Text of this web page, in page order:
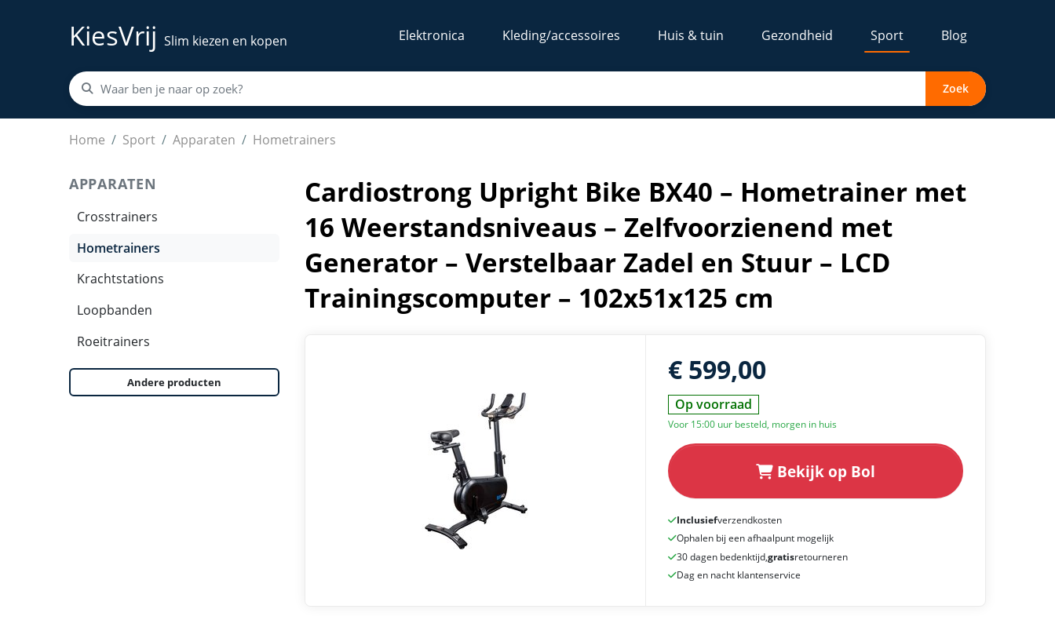
KiesVrij Slim kiezen en kopen Elektronica Kleding/accessoires Huis & tuin Gezondheid Sport Blog
Zoek
Home Sport Apparaten Hometrainers
Cardiostrong Upright Bike BX40 – Hometrainer met 16 Weerstandsniveaus – Zelfvoorzienend met Generator – Verstelbaar Zadel en Stuur – LCD Trainingscomputer –
APPARATEN
Crosstrainers
Hometrainers
Krachtstations
Loopbanden
Roeitrainers
Andere producten
Cardiostrong Upright Bike BX40 – Hometrainer met
16 Weerstandsniveaus – Zelfvoorzienend met
Generator – Verstelbaar Zadel en Stuur – LCD
Trainingscomputer – 102x51x125 cm
€ 599,00
Op voorraad
Voor 15:00 uur besteld, morgen in huis
Bekijk op Bol
Inclusiefverzendkosten
Ophalen bij een afhaalpunt mogelijk
30 dagen bedenktijd,gratisretourneren
Dag en nacht klantenservice